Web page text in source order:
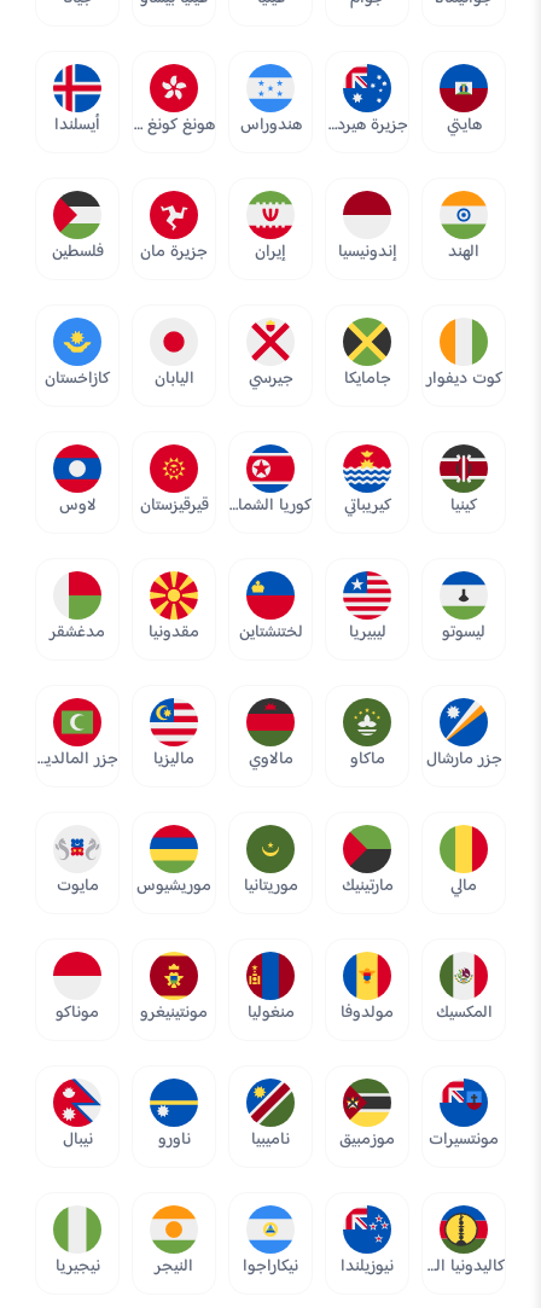
هايتي جزيرة هيرد وجزر ماكدونالد هندوراس هونغ كونغ SAR أيسلندا
الهند إندونيسيا إيران جزيرة مان فلسطين
كوت ديفوار جامايكا جيرسي اليابان كازاخستان
كينيا كيريباتي كوريا الشمالية قيرقيزستان لاوس
ليسوتو ليبيريا لختنشتاين مقدونيا مدغشقر
جزر مارشال ماكاو مالاوي ماليزيا جزر المالديف
مالي مارتينيك موريتانيا موريشيوس مايوت
المكسيك مولدوفا منغوليا مونتينيغرو موناكو
مونتسيرات موزمبيق ناميبيا ناورو نيبال
كاليدونيا الجديدة نيوزيلندا نيكاراجوا النيجر نيجيريا